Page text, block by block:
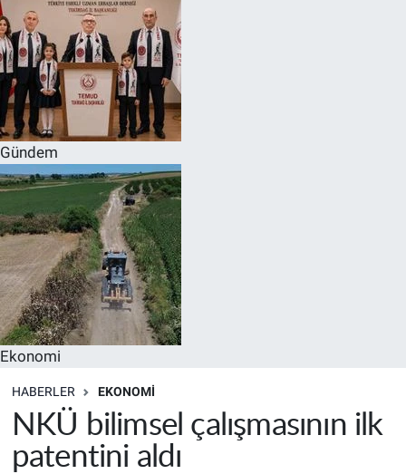
Gündem
Ekonomi
HABERLER EKONOMI
NKÜ bilimsel çalışmasının ilk
patentini aldı